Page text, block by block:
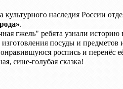
культурного наследия России
.
гжель" ребята узнали
посуды и предметов
роспись и перенёс
сине-голубая сказка!